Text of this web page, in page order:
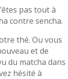
pas tout à
contre sencha.
thé. Ou vous
et de
du matcha dans
hésité à